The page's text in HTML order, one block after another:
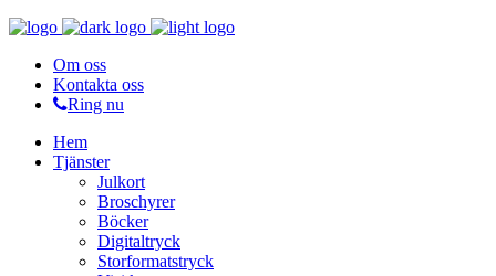
Om oss
Kontakta oss
Ring nu
Hem
Tjänster
Julkort
Broschyrer
Böcker
Digitaltryck
Storformatstryck